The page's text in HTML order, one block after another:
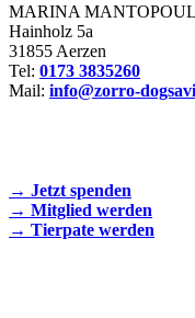
MARINA
Hainholz 5a
31855 Aerzen
Tel: 0173 3835260
Mail: info@zorro-
→ Jetzt spenden
→ Mitglied werden
→ Tierpate werden